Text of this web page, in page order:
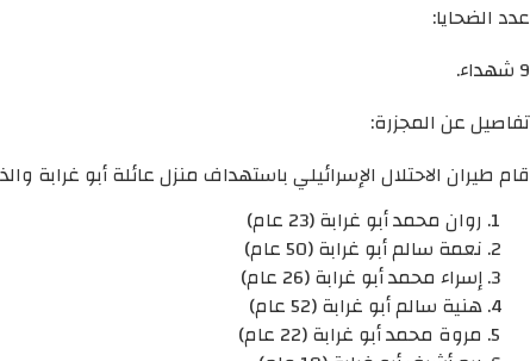
عدد الضحايا:
9 شهداء.
تفاصيل عن المجزرة:
قام طيران الاحتلال الإسرائيلي باستهداف منزل عائلة أبو غرابة
روان محمد أبو غرابة (23 عام)
نعمة سالم أبو غرابة (50 عام)
إسراء محمد أبو غرابة (26 عام)
هنية سالم أبو غرابة (52 عام)
مروة محمد أبو غرابة (22 عام)